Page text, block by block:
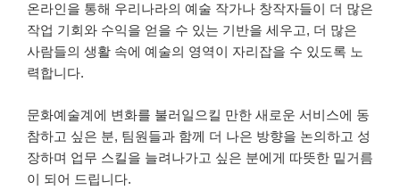
온라인을 통해 우리나라의 예술 작가나 창작자들이 더 많은
작업 기회와 수익을 얻을 수 있는 기반을 세우고, 더 많은
사람들의 생활 속에 예술의 영역이 자리잡을 수 있도록 노
력합니다.
문화예술계에 변화를 불러일으킬 만한 새로운 서비스에 동
참하고 싶은 분, 팀원들과 함께 더 나은 방향을 논의하고 성
장하며 업무 스킬을 늘려나가고 싶은 분에게 따뜻한 밑거름
이 되어 드립니다.